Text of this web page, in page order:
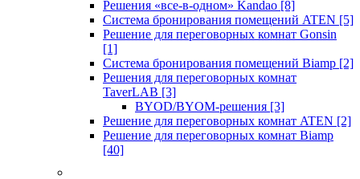
Решения «все-в-одном» Kandao [8]
Система бронирования помещений ATEN [5]
Решение для переговорных комнат Gonsin
[1]
Система бронирования помещений Biamp [2]
Решения для переговорных комнат
TaverLAB [3]
BYOD/BYOM-решения [3]
Решение для переговорных комнат ATEN [2]
Решение для переговорных комнат Biamp
[40]